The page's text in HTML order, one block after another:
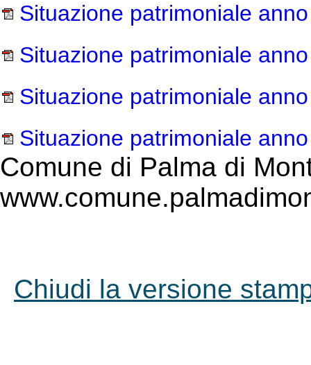
Situazione patrimoniale
Situazione patrimoniale
Situazione patrimoniale
Situazione patrimoniale
Comune di Palma di
Chiudi la versione